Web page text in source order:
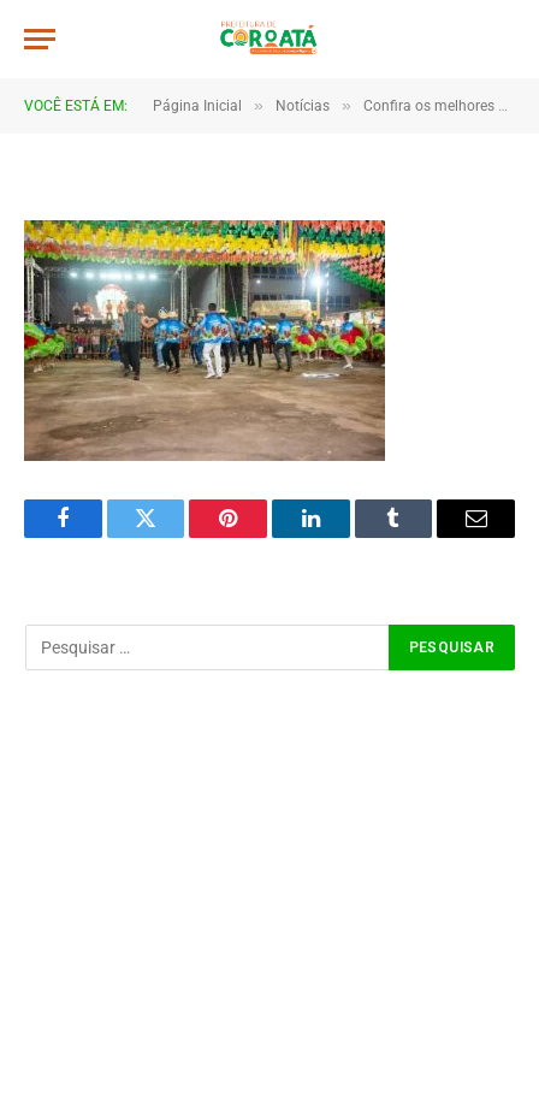
VOCÊ ESTÁ EM: Página Inicial » Notícias » Confira os melhores momentos do 1º e 2º dia do São João de Coroatá 2025
JWR_6078
FacebookTwitter Pinterest LinkedInTumblr Email